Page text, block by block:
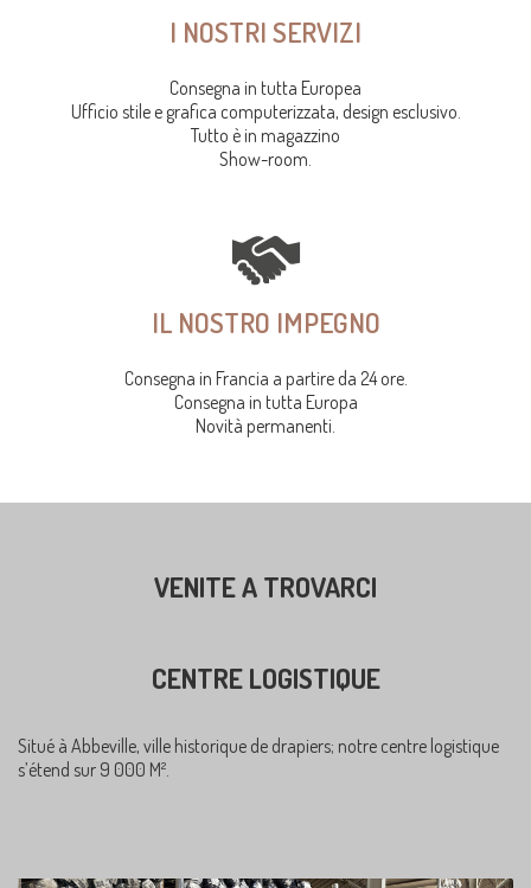
I NOSTRI SERVIZI
Consegna in tutta Europea
Ufficio stile e grafica computerizzata, design esclusivo.
Tutto è in magazzino
Show-room.
IL NOSTRO IMPEGNO
Consegna in Francia a partire da 24 ore.
Consegna in tutta Europa
Novità permanenti.
VENITE A TROVARCI
CENTRE LOGISTIQUE
Situé à Abbeville, ville historique de drapiers; notre centre logistique
s’étend sur 9 000 M².